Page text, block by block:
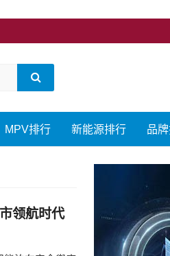
MPV排行 新能源排行 品
领航时代